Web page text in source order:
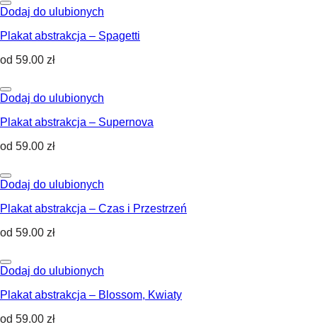
Dodaj do ulubionych
Plakat abstrakcja – Spagetti
od 59.00 zł
Dodaj do ulubionych
Plakat abstrakcja – Supernova
od 59.00 zł
Dodaj do ulubionych
Plakat abstrakcja – Czas i Przestrzeń
od 59.00 zł
Dodaj do ulubionych
Plakat abstrakcja – Blossom, Kwiaty
od 59.00 zł